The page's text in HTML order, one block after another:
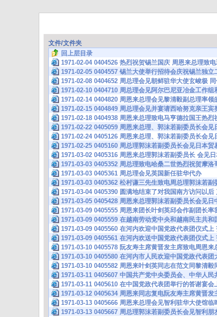
文件/文件夹
回上层目录
1971-02-04 0404526 热烈祝贺锡兰国庆 周恩来总理致
1971-02-05 0404557 锡兰大使举行招待会庆祝锡兰独
1971-02-08 0404652 周总理会见朝鲜驻华大使玄峻极
1971-02-10 0404710 周总理会见阿尔巴尼亚冶金工作
1971-02-14 0404820 周恩来总理会见黎清毅副总理率
1971-02-15 0404849 周总理会见并宴请西哈努克亲王宾
1971-02-18 0404938 周恩来总理致电马亨德拉国王热
1971-02-22 0405059 周恩来总理、郭沫若副委员长会
1971-02-24 0405126 周恩来总理、郭沫若副委员长会见
1971-02-25 0405160 周总理郭沫若副委员长会见日本贸
1971-03-02 0405316 周恩来总理郭沫若副委员长 会见
1971-03-03 0405352 周总理致电哈桑二世热烈祝贺摩洛
1971-03-03 0405361 周总理会见英国新任驻华代办
1971-03-03 0405362 松村谦三先生致电周总理郭沫若副
1971-03-04 0405390 圆满地结束了对我国南方访问以
1971-03-05 0405428 周恩来总理郭沫若副委员长会见
1971-03-09 0405555 周恩来团长叶剑英邱会作副团长
1971-03-09 0405559 在越南劳动党中央和越南民主共
1971-03-09 0405560 在河内欢迎中国党政代表团仪式
1971-03-09 0405561 在河内欢送中国党政代表团仪式
1971-03-10 0405578 阮友寿主席黄晋发主席致电周恩
1971-03-10 0405580 在河内市人民欢迎中国党政代表
1971-03-10 0405582 周恩来叶剑英同志在范文同黎清
1971-03-11 0405607 中国共产党中央委员会、中华人
1971-03-11 0405610 在中国党政代表团举行的答谢宴
1971-03-12 0405634 周恩来同志复电阮友寿主席黄晋
1971-03-13 0405666 周恩来总理会见智利驻华大使馆临
1971-03-13 0405667 周总理郭沫若副委员长会见智利朋